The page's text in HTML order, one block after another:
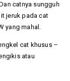
catnya sungguh
jeruk pada cat
yang mahal.
cat khusus –
atau